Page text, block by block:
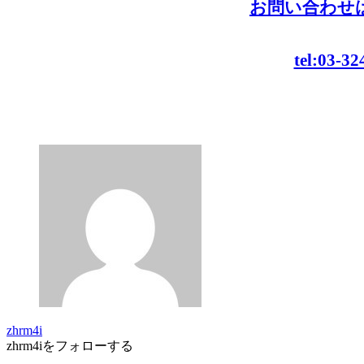
お問い合わせ
tel:03-
zhrm4i
zhrm4iをフォローする